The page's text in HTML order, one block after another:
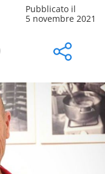
Pubblicato il
5 novembre 2021